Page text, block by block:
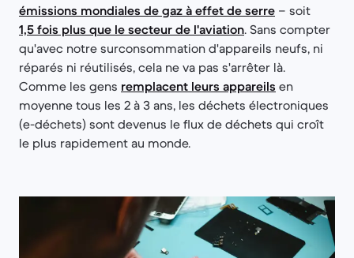
émissions mondiales de gaz à effet de serre – soit
1,5 fois plus que le secteur de l'aviation. Sans compter
qu'avec notre surconsommation d'appareils neufs, ni
réparés ni réutilisés, cela ne va pas s'arrêter là.
Comme les gens remplacent leurs appareils en
moyenne tous les 2 à 3 ans, les déchets électroniques
(e-déchets) sont devenus le flux de déchets qui croît
le plus rapidement au monde.